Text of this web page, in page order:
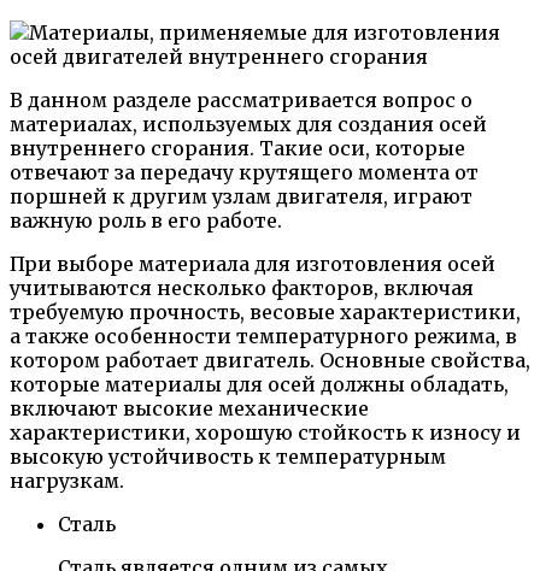
В данном разделе рассматривается вопрос о
материалах, используемых для создания осей
внутреннего сгорания. Такие оси, которые
отвечают за передачу крутящего момента от
поршней к другим узлам двигателя, играют
важную роль в его работе.
При выборе материала для изготовления осей
учитываются несколько факторов, включая
требуемую прочность, весовые характеристики,
а также особенности температурного режима, в
котором работает двигатель. Основные свойства,
которые материалы для осей должны обладать,
включают высокие механические
характеристики, хорошую стойкость к износу и
высокую устойчивость к температурным
нагрузкам.
Сталь